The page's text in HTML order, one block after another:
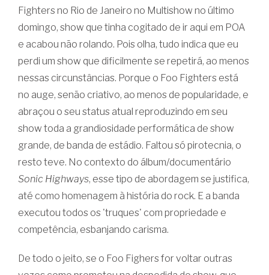
Fighters no Rio de Janeiro no Multishow no último
domingo, show que tinha cogitado de ir aqui em POA
e acabou não rolando. Pois olha, tudo indica que eu
perdi um show que dificilmente se repetirá, ao menos
nessas circunstâncias. Porque o Foo Fighters está
no auge, senão criativo, ao menos de popularidade, e
abraçou o seu status atual reproduzindo em seu
show toda a grandiosidade performática de show
grande, de banda de estádio. Faltou só pirotecnia, o
resto teve. No contexto do álbum/documentário
Sonic Highways, esse tipo de abordagem se justifica,
até como homenagem à história do rock. E a banda
executou todos os 'truques' com propriedade e
competência, esbanjando carisma.
De todo o jeito, se o Foo Fighers for voltar outras